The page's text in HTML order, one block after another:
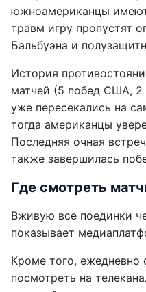
южноамериканцы
травм игру пропустят
Бальбуэна и
История
матчей (5 побед США, 2
уже пересекались на
тогда американцы
Последняя очная
также завершилась
Где смотреть
Вживую все поединки
показывает
Кроме того, ежедневно
посмотреть на